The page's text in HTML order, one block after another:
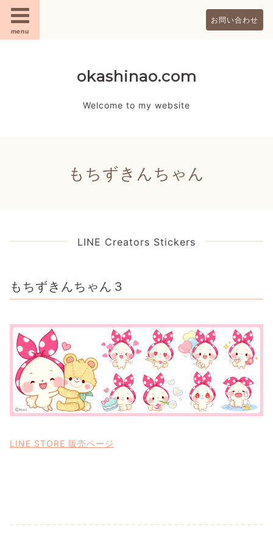
menu
お問い合わせ
okashinao.com
Welcome to my website
もちずきんちゃん
LINE Creators Stickers
もちずきんちゃん３
LINE STORE 販売ページ